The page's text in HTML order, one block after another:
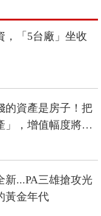
，「5台廠」坐收
的資產是房子！把
」，增值幅度將是
新...PA三雄搶攻光
黃金年代